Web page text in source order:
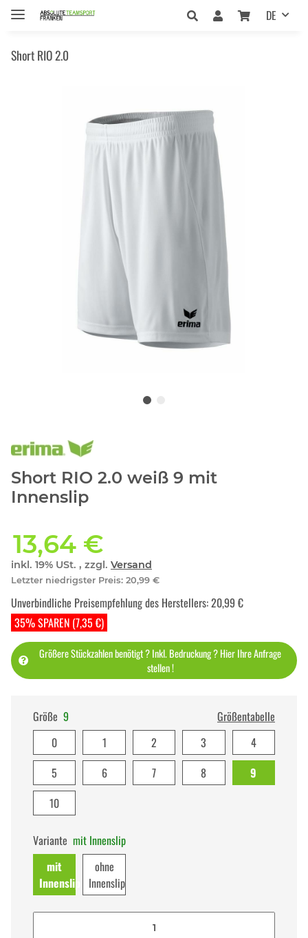
DE
Short RIO 2.0
Short RIO 2.0 weiß 9 mit
Innenslip
13,64 €
inkl. 19% USt. , zzgl. Versand
Letzter niedrigster Preis: 20,99 €
35% SPAREN (7,35 €)
Unverbindliche Preisempfehlung des Herstellers:20,99 €
Größere Stückzahlen benötigt ? Inkl. Bedruckung ? Hier Ihre Anfrage
stellen !
Größe 9
Größentabelle
0
1 2 3
4
5
6 7 8
9
10
Variante mit Innenslip
mit
Innenslip
ohne
Innenslip